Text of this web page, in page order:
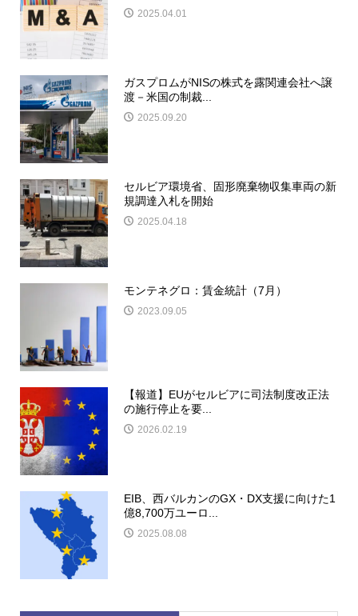
2025.04.01
ガスプロムがNISの株式を露関連会社へ譲
渡－米国の制裁...
2025.09.20
セルビア環境省、固形廃棄物収集車両の新
規調達入札を開始
2025.04.18
モンテネグロ：賃金統計（7月）
2023.09.05
【報道】EUがセルビアに司法制度改正法
の施行停止を要...
2026.02.19
EIB、西バルカンのGX・DX支援に向けた1
億8,700万ユーロ...
2025.08.08